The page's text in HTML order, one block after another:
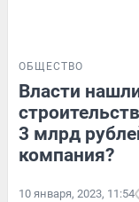
ОБЩЕСТВО
Власти
3 млрд
компания?
10 января, 2023, 11:54